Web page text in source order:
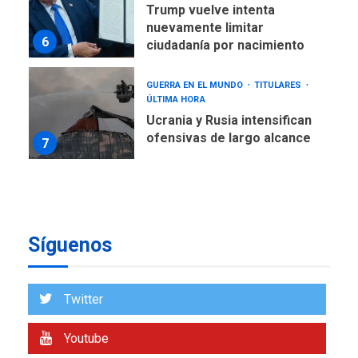
6
Trump vuelve intenta
nuevamente limitar
ciudadanía por nacimiento
7
GUERRA EN EL MUNDO
TITULARES
ÚLTIMA HORA
Ucrania y Rusia intensifican
ofensivas de largo alcance
1
De la Espriella asumirá
Síguenos
Twitter
Youtube